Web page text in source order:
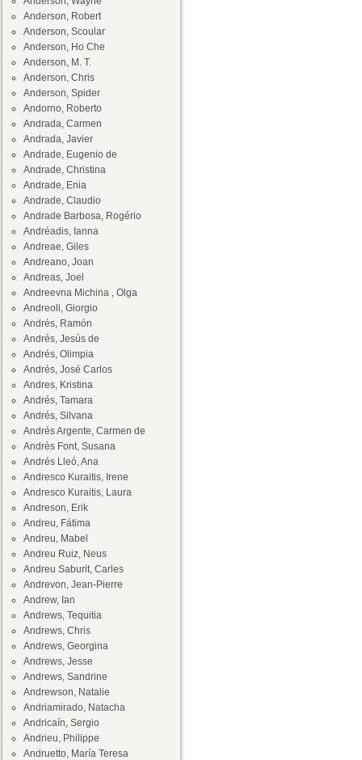
Anderson, Robert
Anderson, Scoular
Anderson, Ho Che
Anderson, M. T.
Anderson, Chris
Anderson, Spider
Andorno, Roberto
Andrada, Carmen
Andrada, Javier
Andrade, Eugenio de
Andrade, Christina
Andrade, Enia
Andrade, Claudio
Andrade Barbosa, Rogério
Andréadis, Ianna
Andreae, Giles
Andreano, Joan
Andreas, Joel
Andreevna Michina , Olga
Andreoli, Giorgio
Andrés, Ramón
Andrés, Jesús de
Andrés, Olimpia
Andrés, José Carlos
Andres, Kristina
Andrés, Tamara
Andrés, Silvana
Andrés Argente, Carmen de
Andrès Font, Susana
Andrés Lleó, Ana
Andresco Kuraitis, Irene
Andresco Kuraitis, Laura
Andreson, Erik
Andreu, Fátima
Andreu, Mabel
Andreu Ruiz, Neus
Andreu Saburit, Carles
Andrevon, Jean-Pierre
Andrew, Ian
Andrews, Tequitia
Andrews, Chris
Andrews, Georgina
Andrews, Jesse
Andrews, Sandrine
Andrewson, Natalie
Andriamirado, Natacha
Andricaín, Sergio
Andrieu, Philippe
Andruetto, María Teresa